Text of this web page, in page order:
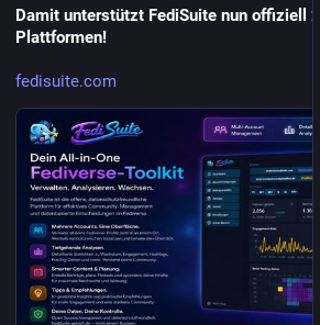
Damit unterstützt FediSuite nun offiziell
Plattformen!
fedisuite.com